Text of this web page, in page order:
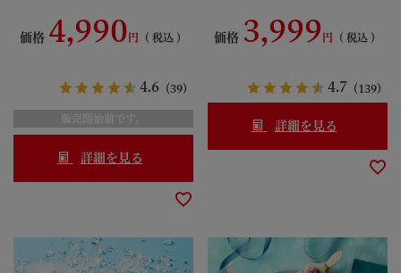
まんじゅう 栗抹茶だいふく 抹
茶だいふく ほうじ茶だいふく
S99094595
価格 4,990 税込
4.6 （39）
販売開始前です。
詳細を見る
091162
価格 3,999 税込
4.7 （139）
詳細を見る